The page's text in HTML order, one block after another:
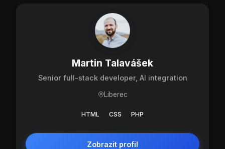
Martin Talavášek
Senior full-stack developer, AI integration
Liberec
HTML CSS PHP
Zobrazit profil